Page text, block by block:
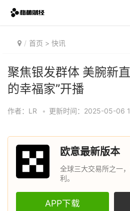
首页 > 快讯
聚焦银发群体 美腕新
的幸福家”开播
作者：LR • 更新时间：2025-05-06
欧意最新版本
全球三大交易所之一
利。
APP下载